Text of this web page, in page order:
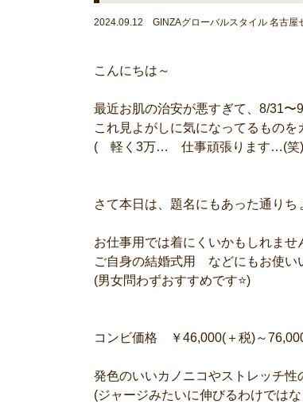
2024.09.12 GINZAグローバルスタイル 名古屋
こんにちは～
最近お肌の治安が悪すぎて、8/31
これ見よがしに気になってるもの
( 軽く3万… 仕事頑張ります…(
さて本日は、題名にもあった通りち
お仕事用では着にくいかもしれま
ご自身の結婚式用 などにもお使い
(男女問わずおすすめです⭐)
コンビ価格 ￥46,000(＋税)～
発色のいいカノニコやストレッチ性
(ジャージみたいに伸びるわけでは